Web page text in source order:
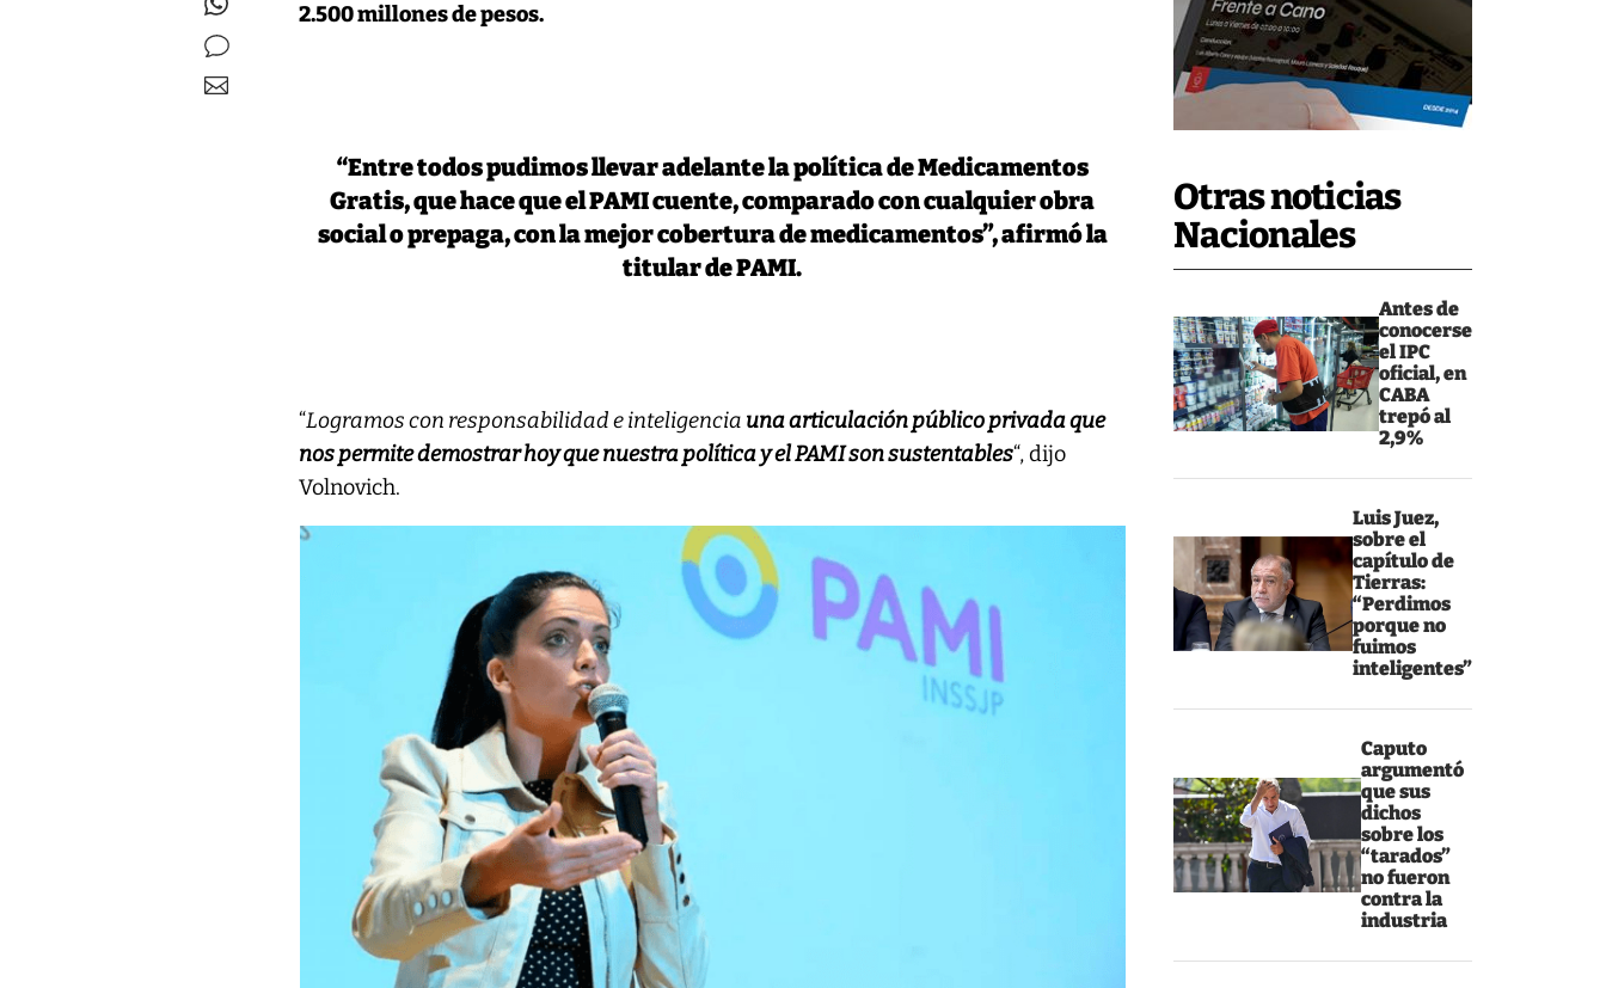
Otras noticias
Nacionales
Antes de
conocerse
el IPC
oficial, en
CABA
trepó al
2,9%
Luis Juez,
sobre el
capítulo de
Tierras:
“Perdimos
porque no
fuimos
inteligentes”
Caputo
argumentó
que sus
dichos
sobre los
“tarados”
no fueron
contra la
industria
2.500 millones de pesos.
“Entre todos pudimos llevar adelante la política de Medicamentos
Gratis, que hace que el PAMI cuente, comparado con cualquier obra
social o prepaga, con la mejor cobertura de medicamentos”, afirmó la
titular de PAMI.
“Logramos con responsabilidad e inteligencia una articulación público privada que
nos permite demostrar hoy que nuestra política y el PAMI son sustentables“, dijo
Volnovich.